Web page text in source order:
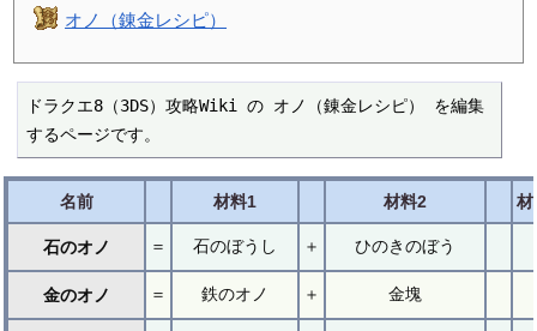
オノ（錬金レシピ）
ドラクエ8（3DS）攻略Wiki の オノ（錬金レシピ） を編集
するページです。
名前 材料1 材料2 材
石のオノ ＝ 石のぼうし ＋ ひのきのぼう
金のオノ ＝ 鉄のオノ ＋ 金塊